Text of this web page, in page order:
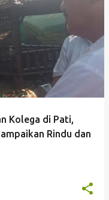
Kolega di Pati,
Rindu dan